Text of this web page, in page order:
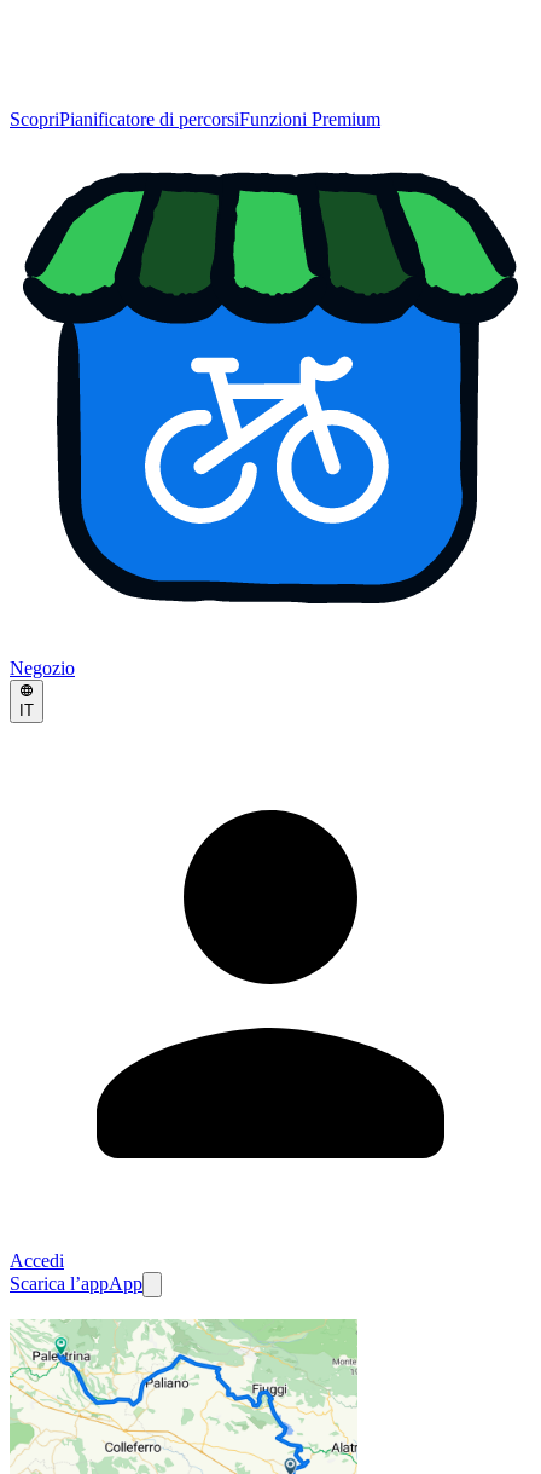
ScopriPianificatore di percorsiFunzioni Premium
Negozio
IT
Accedi
Scarica l’appApp